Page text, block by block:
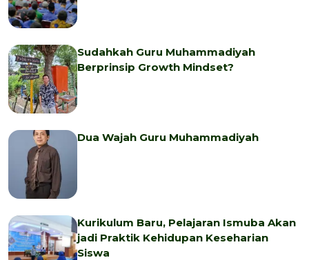
Sudahkah Guru Muhammadiyah
Berprinsip Growth Mindset?
Dua Wajah Guru Muhammadiyah
Kurikulum Baru, Pelajaran Ismuba Akan
jadi Praktik Kehidupan Keseharian
Siswa